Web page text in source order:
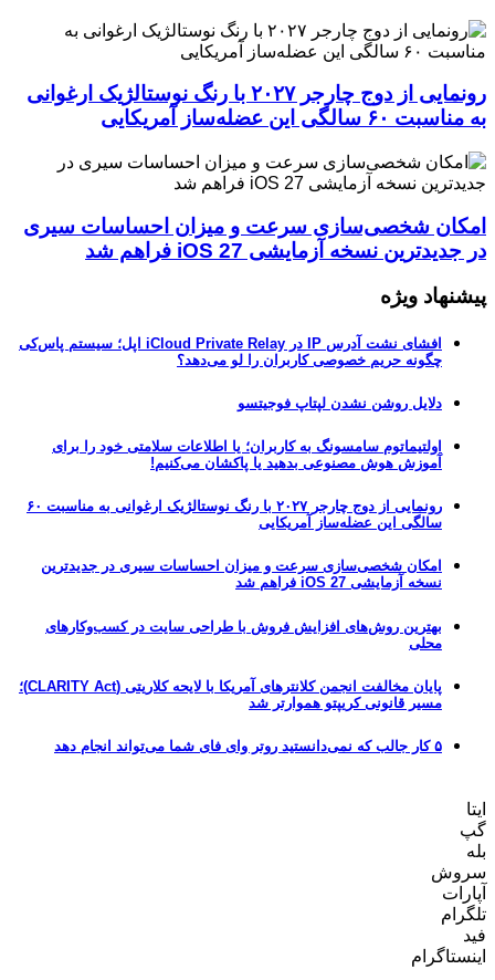
رونمایی از دوج چارجر ۲۰۲۷ با رنگ نوستالژیک ارغوانی
به مناسبت ۶۰ سالگی این عضله‌ساز آمریکایی
امکان شخصی‌سازی سرعت و میزان احساسات سیری
در جدیدترین نسخه آزمایشی iOS 27 فراهم شد
پیشنهاد ویژه
افشای نشت آدرس IP در iCloud Private Relay اپل؛ سیستم پاس‌کی
چگونه حریم خصوصی کاربران را لو می‌دهد؟
دلایل روشن نشدن لپتاپ فوجیتسو
اولتیماتوم سامسونگ به کاربران؛ یا اطلاعات سلامتی خود را برای
آموزش هوش مصنوعی بدهید یا پاکشان می‌کنیم!
رونمایی از دوج چارجر ۲۰۲۷ با رنگ نوستالژیک ارغوانی به مناسبت ۶۰
سالگی این عضله‌ساز آمریکایی
امکان شخصی‌سازی سرعت و میزان احساسات سیری در جدیدترین
نسخه آزمایشی iOS 27 فراهم شد
بهترین روش‌های افزایش فروش با طراحی سایت در کسب‌وکارهای
محلی
پایان مخالفت انجمن کلانترهای آمریکا با لایحه کلاریتی (CLARITY Act)؛
مسیر قانونی کریپتو هموارتر شد
۵ کار جالب که نمی‌دانستید روتر وای فای شما می‌تواند انجام دهد
ایتا
گپ
بله
سروش
آپارات
تلگرام
فید
اینستاگرام